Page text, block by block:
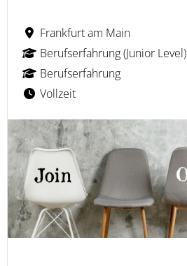
Frankfurt am Main
Berufserfahrung (Junior Level)
Berufserfahrung
Vollzeit